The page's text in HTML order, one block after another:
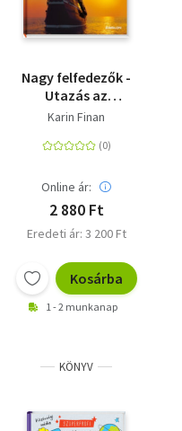
Nagy felfedezők -
Utazás az
ismeretlenbe
Karin Finan
Online ár:
2 880 Ft
Eredeti ár: 3 200 Ft
Kosárba
1 - 2 munkanap
KÖNYV